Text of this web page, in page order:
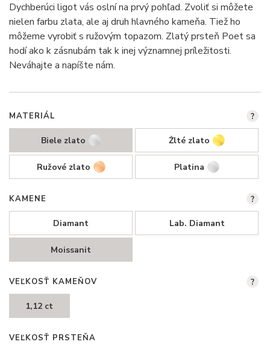
Dychberúci ligot vás oslní na prvý pohľad. Zvoliť si môžete
nielen farbu zlata, ale aj druh hlavného kameňa. Tiež ho
môžeme vyrobiť s ružovým topazom. Zlatý prsteň Poet sa
hodí ako k zásnubám tak k inej významnej príležitosti.
Neváhajte a napíšte nám.
MATERIÁL
Biele zlato Žlté zlato
Ružové zlato Platina
?
KAMENE
Diamant Lab. Diamant
Moissanit
?
VEĽKOSŤ KAMEŇOV
1,12 ct
?
VEĽKOSŤ PRSTEŇA